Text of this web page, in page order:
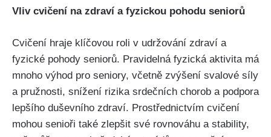
Vliv cvičení na zdraví a fyzickou pohodu seniorů
Cvičení hraje klíčovou roli v udržování zdraví a
fyzické pohody seniorů. Pravidelná fyzická aktivita má
mnoho výhod pro seniory, včetně zvýšení svalové síly
a pružnosti, snížení rizika srdečních chorob a podpora
lepšího duševního zdraví. Prostřednictvím cvičení
mohou senioři také zlepšit své rovnováhu a stability,